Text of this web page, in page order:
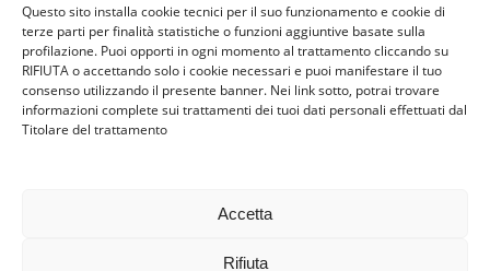
Questo sito installa cookie tecnici per il suo funzionamento e cookie di
terze parti per finalità statistiche o funzioni aggiuntive basate sulla
profilazione. Puoi opporti in ogni momento al trattamento cliccando su
RIFIUTA o accettando solo i cookie necessari e puoi manifestare il tuo
consenso utilizzando il presente banner. Nei link sotto, potrai trovare
informazioni complete sui trattamenti dei tuoi dati personali effettuati dal
Titolare del trattamento
Accetta
Rifiuta
Famiglie per l’accoglienza nel mondo